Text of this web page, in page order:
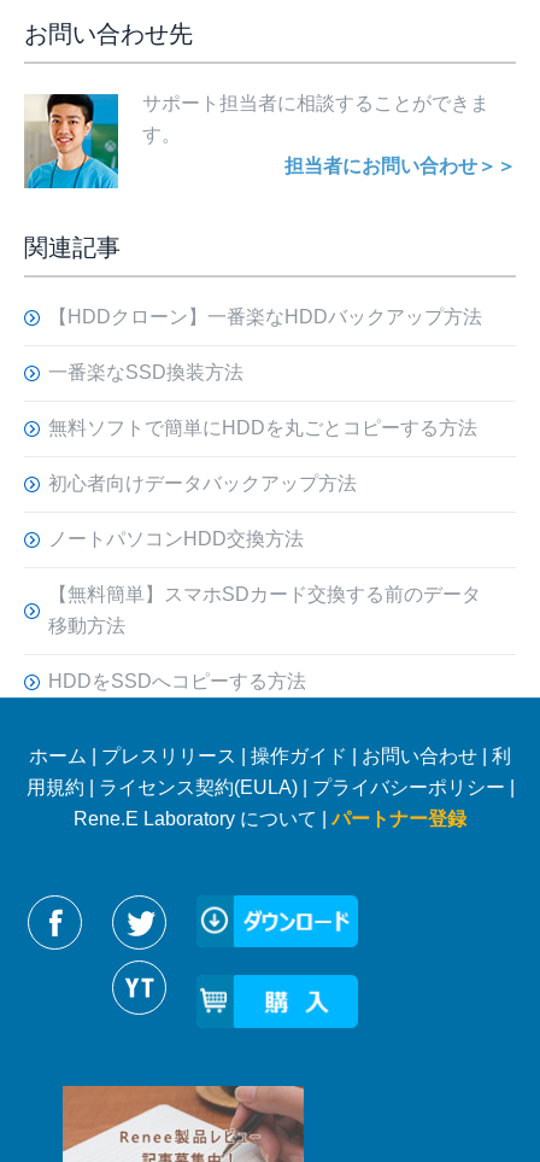
お問い合わせ先
サポート担当者に相談することができま
す。
担当者にお問い合わせ＞＞
関連記事
【HDDクローン】一番楽なHDDバックアップ方法
一番楽なSSD換装方法
無料ソフトで簡単にHDDを丸ごとコピーする方法
初心者向けデータバックアップ方法
ノートパソコンHDD交換方法
【無料簡単】スマホSDカード交換する前のデータ
移動方法
HDDをSSDへコピーする方法
ホーム プレスリリース 操作ガイド お問い合わせ
利
用規約
ライセンス契約(EULA)| プライバシーポリシー
Rene.E Laboratory について |パートナー登録
Reneelabをフォローする